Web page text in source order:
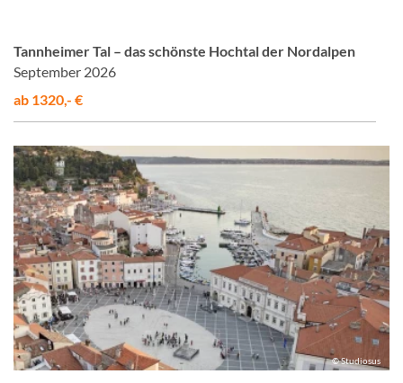
Tannheimer Tal – das schönste Hochtal der Nordalpen
September 2026
ab 1320,- €
© Studiosus